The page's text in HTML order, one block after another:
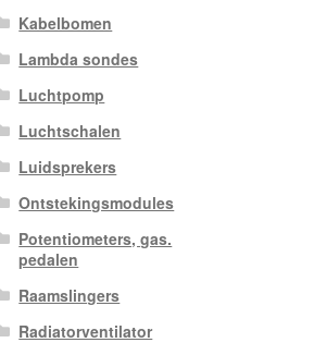
Kabelbomen
Lambda sondes
Luchtpomp
Luchtschalen
Luidsprekers
Ontstekingsmodules
Potentiometers, gas.
pedalen
Raamslingers
Radiatorventilator